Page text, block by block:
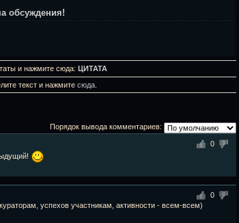
обсуждения!
и нажмите сюда: ЦИТАТА
текст и нажмите сюда
Порядок вывода комментариев:
0
0
успехов участникам, активности - всем-всем)